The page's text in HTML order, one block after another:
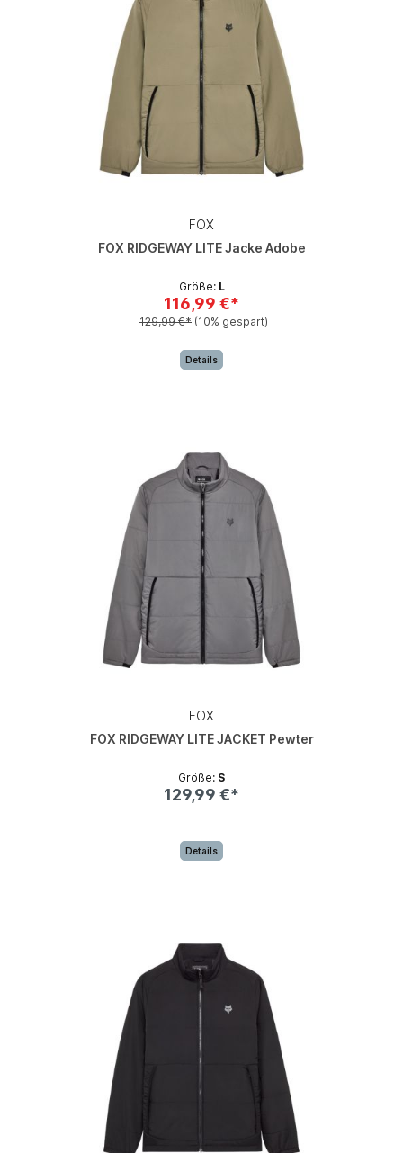
FOX
FOX RIDGEWAY LITE Jacke Adobe
Größe: L
116,99 €*
129,99 €* (10% gespart)
Details
FOX
FOX RIDGEWAY LITE JACKET Pewter
Größe: S
129,99 €*
Details